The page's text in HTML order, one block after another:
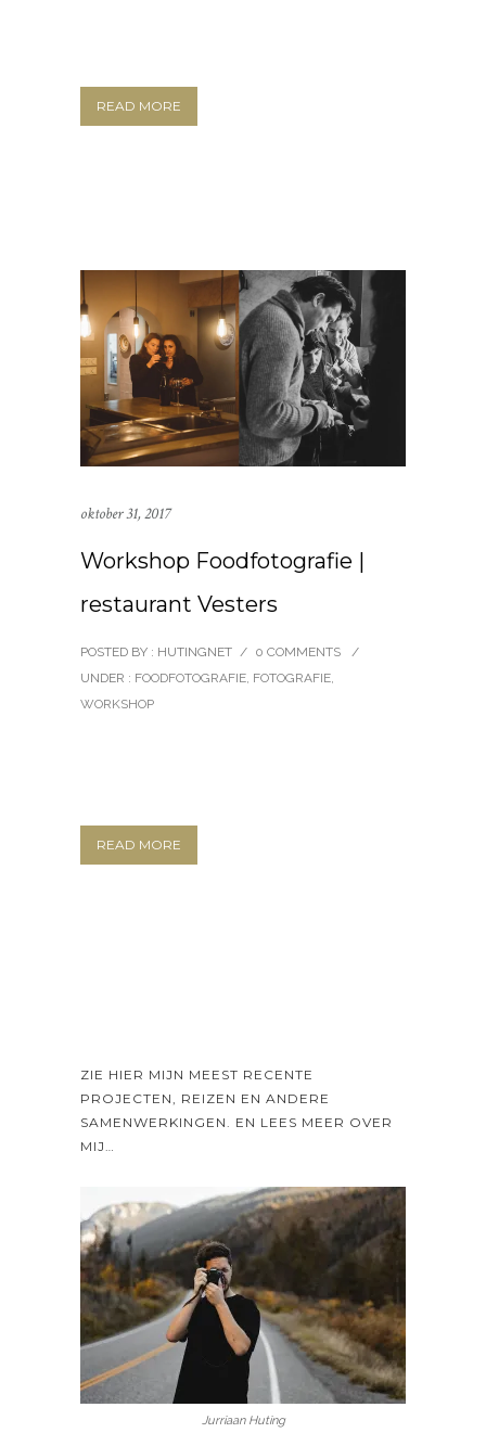
READ MORE
oktober 31, 2017
Workshop Foodfotografie |
restaurant Vesters
POSTED BY : HUTINGNET / 0 COMMENTS
/
UNDER : FOODFOTOGRAFIE FOTOGRAFIE
WORKSHOP
READ MORE
ZIE HIER MIJN MEEST RECENTE
PROJECTEN, REIZEN EN ANDERE
SAMENWERKINGEN. EN LEES MEER OVER
MIJ…
Jurriaan Huting